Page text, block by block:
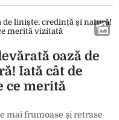
oază de
Iată cât de
ce merită
mai frumoase și retrase